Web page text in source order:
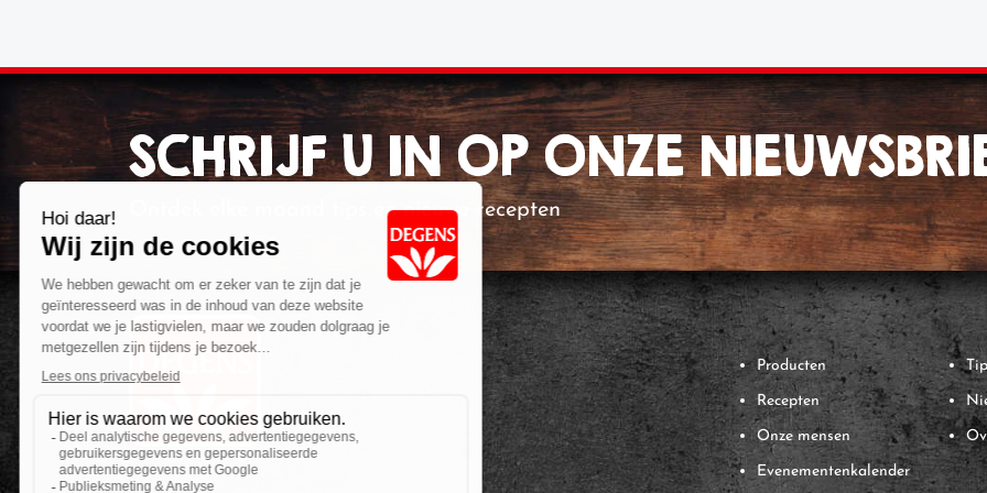
SCHRIJF U IN OP ONZE
Ontdek elke maand tips en nieuwe recepten
Producten
Recepten
Onze mensen
Evenementenkalender